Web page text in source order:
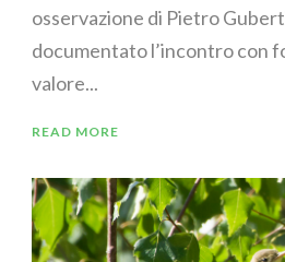
osservazione di Pietro
documentato l’incontro con
valore...
READ MORE